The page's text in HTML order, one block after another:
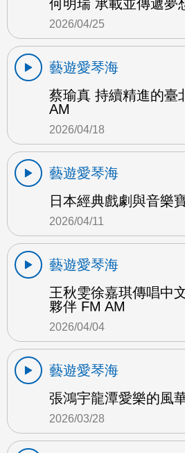
何明瑞 承載並傳遞夢
2026/04/25
藝遊愛琴海
蔡瑜真 持續精進的臺
AM
2026/04/18
藝遊愛琴海
日本經典戲劇與音樂
2026/04/11
藝遊愛琴海
王秋雯徐嘉琪傳唱中
夥伴 FM AM
2026/04/04
藝遊愛琴海
張鴻宇龍潭愛樂的風
2026/03/28